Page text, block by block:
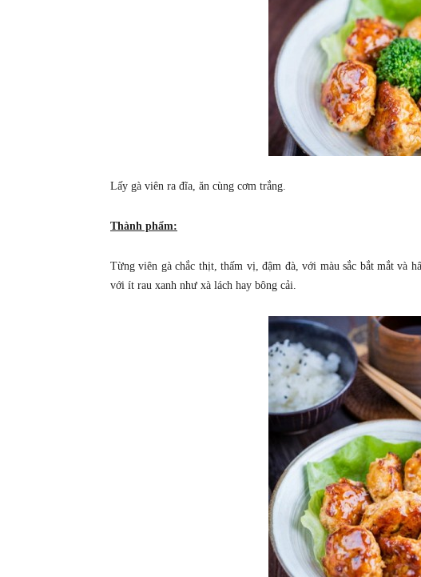
Lấy gà viên ra đĩa, ăn cùng cơm trắng.
Thành phẩm:
Từng viên gà chắc thịt, thấm vị, đậm đà, với màu sắc bắt mắt và
với ít rau xanh như xà lách hay bông cải.